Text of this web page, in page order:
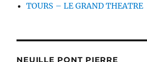
TOURS – LE GRAND THEATRE
NEUILLE PONT PIERRE